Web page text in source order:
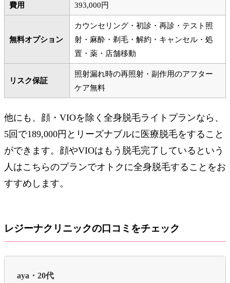
費用 393,000円
無料オプション
カウンセリング・初診・再診・テスト照
射・麻酔・剃毛・解約・キャンセル・処
置・薬・店舗移動
リスク保証
照射漏れ時の再照射・副作用のアフター
ケア無料
他にも、顔・VIOを除く全身脱毛ライトプランなら、
5回で189,000円とリーズナブルに医療脱毛をすること
ができます。顔やVIOはもう脱毛完了しているという
人はこちらのプランでオトクに全身脱毛することをお
すすめします。
レジーナクリニックの口コミをチェック
aya・20代